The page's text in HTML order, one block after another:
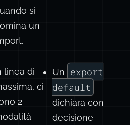
si
un
linea di
ci
2
Un
export
default
dichiara con
decisione